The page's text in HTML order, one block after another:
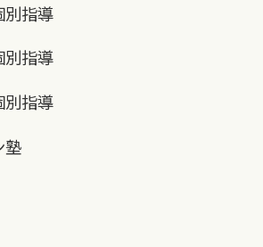
別指導
別指導
別指導
塾